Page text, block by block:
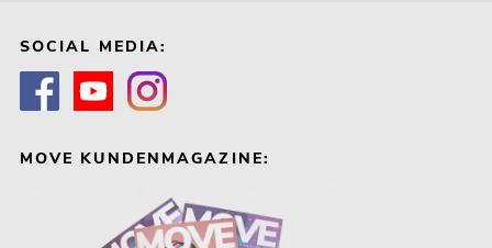
SOCIAL MEDIA:
MOVE KUNDENMAGAZINE: